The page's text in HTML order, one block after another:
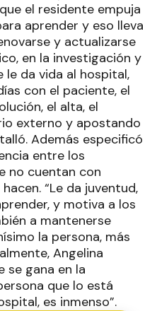
el residente empuja
aprender y eso lleva
y actualizarse
en la investigación y
le da vida al hospital,
con el paciente, el
el alta, el
externo y apostando
Además especificó
entre los
no cuentan con
“Le da juventud,
y motiva a los
a mantenerse
la persona, más
Angelina
se gana en la
que lo está
es inmenso”.